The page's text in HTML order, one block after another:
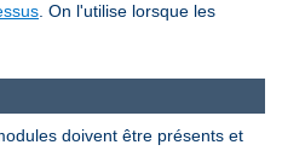
. On l'utilise lorsque les
doivent être présents et